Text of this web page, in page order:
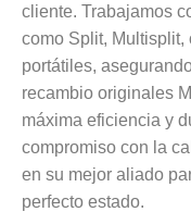
cliente. Trabajamos
como Split, Multisplit,
portátiles,
recambio originales
máxima eficiencia y
compromiso con la
en su mejor aliado
perfecto estado.